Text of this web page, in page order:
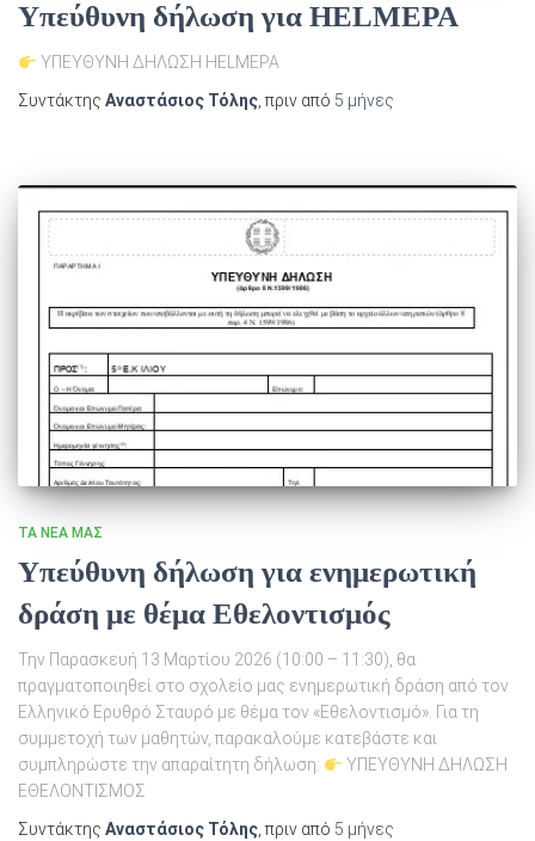
Υπεύθυνη δήλωση για HELMEPA
ΥΠΕΥΘΥΝΗ ΔΗΛΩΣΗ HELMEPA
Συντάκτης Αναστάσιος Τόλης, πριν από 5 μήνες
ΤΑ ΝΈΑ ΜΑΣ
Υπεύθυνη δήλωση για ενημερωτική
δράση με θέμα Εθελοντισμός
Την Παρασκευή 13 Μαρτίου 2026 (10:00 – 11:30), θα
πραγματοποιηθεί στο σχολείο μας ενημερωτική δράση από τον
Ελληνικό Ερυθρό Σταυρό με θέμα τον «Εθελοντισμό». Για τη
συμμετοχή των μαθητών, παρακαλούμε κατεβάστε και
συμπληρώστε την απαραίτητη δήλωση:
ΥΠΕΥΘΥΝΗ ΔΗΛΩΣΗ
ΕΘΕΛΟΝΤΙΣΜΟΣ
Συντάκτης Αναστάσιος Τόλης , πριν από 5 μήνες